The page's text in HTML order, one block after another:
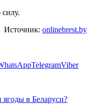
Источник: onlinebrest.by
TelegramViber
ягоды в Беларуси?